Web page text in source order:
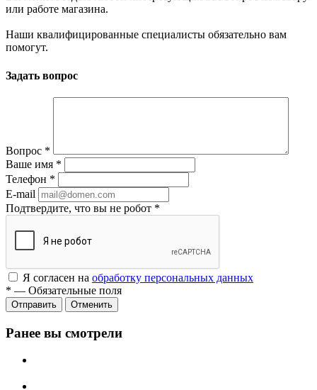
или работе магазина.
Наши квалифицированные специалисты обязательно вам
помогут.
Задать вопрос
Вопрос *
Ваше имя *
Телефон *
E-mail
Подтвердите, что вы не робот *
Я согласен на обработку персональных данных
* — Обязательные поля
Отменить
Ранее вы смотрели